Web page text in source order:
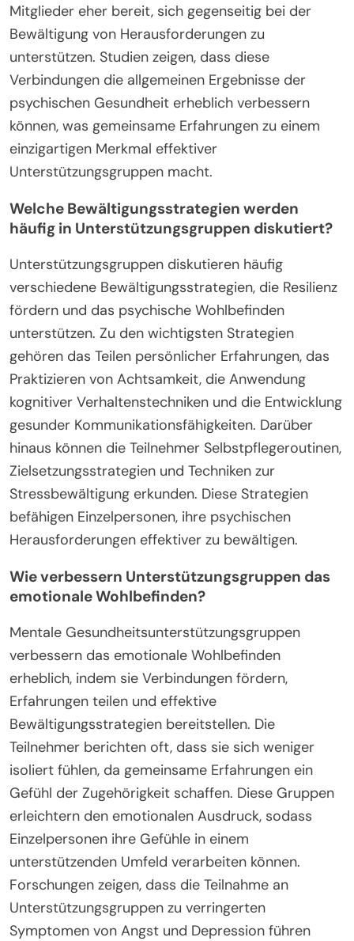
Mitglieder eher bereit, sich gegenseitig bei der
Bewältigung von Herausforderungen zu
unterstützen. Studien zeigen, dass diese
Verbindungen die allgemeinen Ergebnisse der
psychischen Gesundheit erheblich verbessern
können, was gemeinsame Erfahrungen zu einem
einzigartigen Merkmal effektiver
Unterstützungsgruppen macht.
Welche Bewältigungsstrategien werden
häufig in Unterstützungsgruppen diskutiert?
Unterstützungsgruppen diskutieren häufig
verschiedene Bewältigungsstrategien, die Resilienz
fördern und das psychische Wohlbefinden
unterstützen. Zu den wichtigsten Strategien
gehören das Teilen persönlicher Erfahrungen, das
Praktizieren von Achtsamkeit, die Anwendung
kognitiver Verhaltenstechniken und die Entwicklung
gesunder Kommunikationsfähigkeiten. Darüber
hinaus können die Teilnehmer Selbstpflegeroutinen,
Zielsetzungsstrategien und Techniken zur
Stressbewältigung erkunden. Diese Strategien
befähigen Einzelpersonen, ihre psychischen
Herausforderungen effektiver zu bewältigen.
Wie verbessern Unterstützungsgruppen das
emotionale Wohlbefinden?
Mentale Gesundheitsunterstützungsgruppen
verbessern das emotionale Wohlbefinden
erheblich, indem sie Verbindungen fördern,
Erfahrungen teilen und effektive
Bewältigungsstrategien bereitstellen. Die
Teilnehmer berichten oft, dass sie sich weniger
isoliert fühlen, da gemeinsame Erfahrungen ein
Gefühl der Zugehörigkeit schaffen. Diese Gruppen
erleichtern den emotionalen Ausdruck, sodass
Einzelpersonen ihre Gefühle in einem
unterstützenden Umfeld verarbeiten können.
Forschungen zeigen, dass die Teilnahme an
Unterstützungsgruppen zu verringerten
Symptomen von Angst und Depression führen